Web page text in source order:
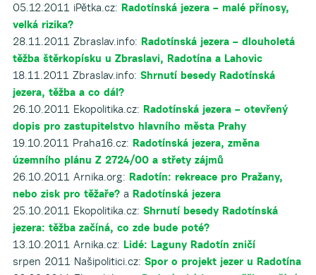
05.12.2011 iPětka.cz: Radotínská jezera – malé přínosy,
velká rizika?
28.11.2011 Zbraslav.info: Radotínská jezera – dlouholetá
těžba štěrkopísku u Zbraslavi, Radotína a Lahovic
18.11.2011 Zbraslav.info: Shrnutí besedy Radotínská
jezera, těžba a co dál?
26.10.2011 Ekopolitika.cz: Radotínská jezera – otevřený
dopis pro zastupitelstvo hlavního města Prahy
19.10.2011 Praha16.cz: Radotínská jezera, změna
územního plánu Z 2724/00 a střety zájmů
26.10.2011 Arnika.org: Radotín: rekreace pro Pražany,
nebo zisk pro těžaře?a Radotínská jezera
25.10.2011 Ekopolitika.cz: Shrnutí besedy Radotínská
jezera: těžba začíná, co zde bude poté?
13.10.2011 Arnika.cz: Lidé: Laguny Radotín zničí
srpen 2011 Našipolitici.cz: Spor o projekt jezer u Radotína